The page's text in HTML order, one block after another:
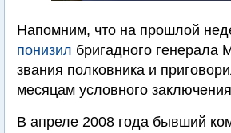
Напомним, что на прошлой
понизил бригадного
звания полковника и
месяцам условного
В апреле 2008 года бывший